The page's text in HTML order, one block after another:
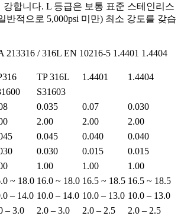
강합니다. L 등급은 보통 표준 스테인리스
반적으로 5,000psi 미만) 최소 강도를 갖습
/ 316L EN 10216-5 1.4401 1.4404
TP 316L 1.4401
1.4404
S31603
0.035 0.07
0.030
2.00 2.00
2.00
0.045 0.040
0.040
0.030 0.015
0.015
1.00 1.00
1.00
~ 18.0 16.0 ~ 18.0 16.5 ~ 18.5 16.5 ~ 18.5
– 14.0 10.0 – 14.0 10.0 – 13.0 10.0 – 13.0
– 3.0 2.0 – 3.0 2.0 – 2.5
2.0 – 2.5